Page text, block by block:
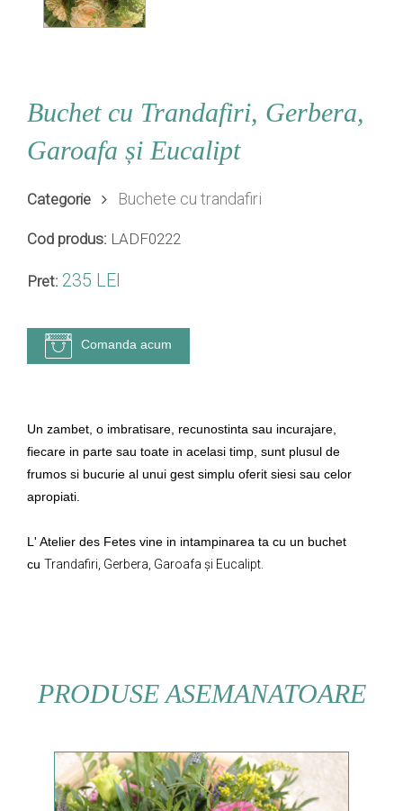
Buchet cu Trandafiri, Gerbera,
Garoafa și Eucalipt
Categorie Buchete cu trandafiri
Cod produs: LADF0222
Pret: 235 LEI
Comanda acum
Un zambet, o imbratisare, recunostinta sau incurajare,
fiecare in parte sau toate in acelasi timp, sunt plusul de
frumos si bucurie al unui gest simplu oferit siesi sau celor
apropiati.
L' Atelier des Fetes vine in intampinarea ta cu un buchet
cu Trandafiri, Gerbera, Garoafa și Eucalipt.
PRODUSE ASEMANATOARE